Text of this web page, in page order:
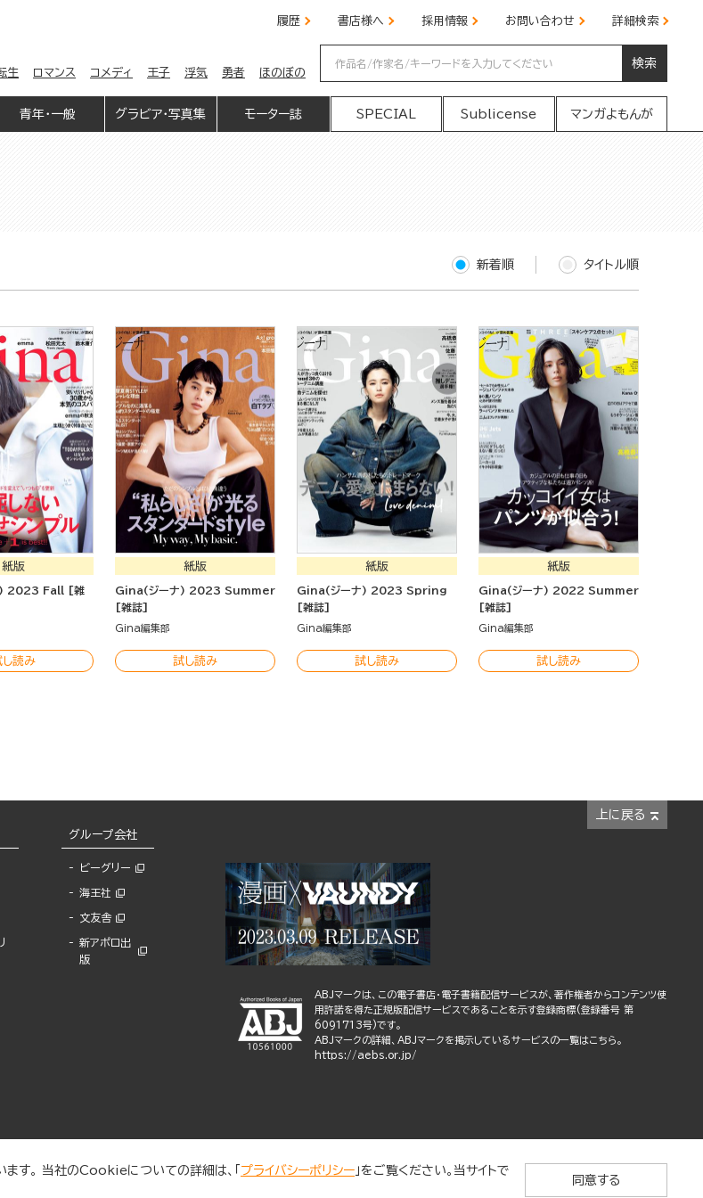
履歴 書店様へ 採用情報 お問い合わせ 詳細検索
生 ロマンス コメディ 王子 浮気 勇者 ほのぼの
検索
青年・一般 グラビア・写真集 モーター誌 SPECIAL Sublicense マンガよもんが
新着順 タイトル順
紙版
) 2023 Fall [雑
し読み
紙版
Gina(ジーナ) 2023 Summer
[雑誌]
Gina編集部
試し読み
紙版
Gina(ジーナ) 2023 Spring
[雑誌]
Gina編集部
試し読み
紙版
Gina(ジーナ) 2022 Summer
[雑誌]
Gina編集部
試し読み
上に戻る
グループ会社
ビーグリー
海王社
文友舎
新アポロ出
版
ABJマークは、この電子書店・電子書籍配信サービスが、著作権者からコンテンツ使
用許諾を得た正規版配信サービスであることを示す登録商標(登録番号 第
6091713号)です。
ABJマークの詳細、ABJマークを掲示しているサービスの一覧はこちら。
https://aebs.or.jp/
す。 当社のCookieについての詳細は、「 プライバシーポリシー 」をご覧ください。当サイトで
同意する